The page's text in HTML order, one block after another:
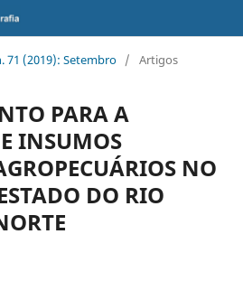
71 (2019): Setembro / Artigos
PARA A
INSUMOS
NO
DO RIO